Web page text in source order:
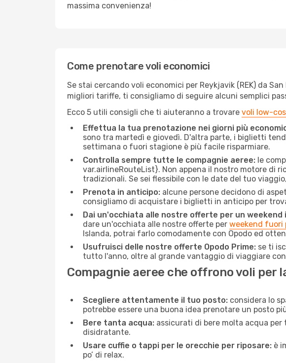
massima convenienza!
Come prenotare voli economici
Se stai cercando voli economici per Reykjavik (REK) da
migliori tariffe, ti consigliamo di seguire alcuni semplici
Ecco 5 utili consigli che ti aiuteranno a trovare voli low-
Effettua la tua prenotazione nei giorni più
sono tra martedì e giovedì. D'altra parte, i biglietti
settimana o fuori stagione è più facile risparmiare.
Controlla sempre tutte le compagnie aeree: le
var.airlineRouteList}. Non appena il nostro motore di
tradizionali. Se sei flessibile con le date del tuo
Prenota in anticipo: alcune persone decidono di
consigliamo di acquistare i biglietti in anticipo per
Dai un'occhiata alle nostre offerte per un weekend
dare un'occhiata alle nostre offerte per weekend fuori
Islanda, potrai farlo comodamente con Opodo ed
Usufruisci delle nostre offerte Opodo Prime: se ti
tutto l'anno, oltre al grande vantaggio di viaggiare
Compagnie aeree che offrono voli per
Scegliere attentamente il tuo posto: considera lo
potrebbe essere una buona idea prenotare un posto
Bere tanta acqua: assicurati di bere molta acqua
disidratante.
Usare cuffie o tappi per le orecchie per riposare: è
po’ di relax.